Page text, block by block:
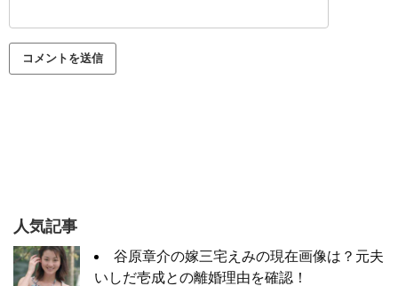
人気記事
谷原章介の嫁三宅えみの現在画像は？元夫
いしだ壱成との離婚理由を確認！